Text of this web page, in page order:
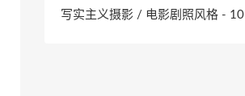
写实主义摄影 / 电影剧照风格 - 10